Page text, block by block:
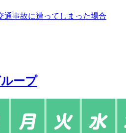
通事故に遭ってしまった場合